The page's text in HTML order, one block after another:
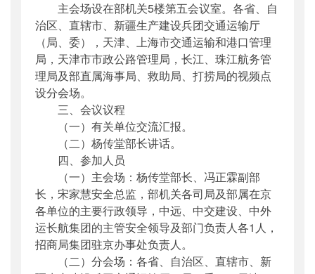
主会场设在部机关5楼第五会议室。各省、自
治区、直辖市、新疆生产建设兵团交通运输厅
（局、委），天津、上海市交通运输和港口管理
局，天津市市政公路管理局，长江、珠江航务管
理局及部直属海事局、救助局、打捞局的视频点
设分会场。
三、会议议程
（一）有关单位交流汇报。
（二）杨传堂部长讲话。
四、参加人员
（一）主会场：杨传堂部长、冯正霖副部
长，宋家慧安全总监，部机关各司局及部属在京
各单位的主要行政领导，中远、中交建设、中外
运长航集团的主管安全领导及部门负责人各1人，
招商局集团驻京办事处负责人。
（二）分会场：各省、自治区、直辖市、新